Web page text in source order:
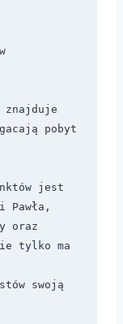
znajduje
pobyt
jest
Pawła,
oraz
tylko ma
swoją